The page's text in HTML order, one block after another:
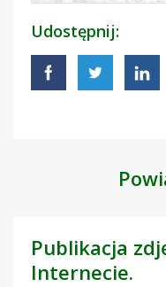
Udostępnij:
Publikacja
Internecie.